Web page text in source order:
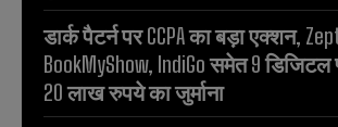
डार्क पैटर्न पर CCPA का बड़ा एक्शन,
BookMyShow, IndiGo समेत 9 डिजिटल
20 लाख रुपये का जुर्माना